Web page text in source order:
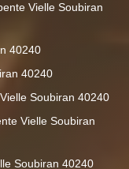
Vielle Soubiran
40240
40240
Soubiran 40240
Vielle Soubiran
Soubiran 40240